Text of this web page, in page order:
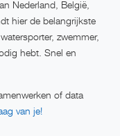
Nederland, België,
hier de belangrijkste
zwemmer,
hebt. Snel en
of data
van je!